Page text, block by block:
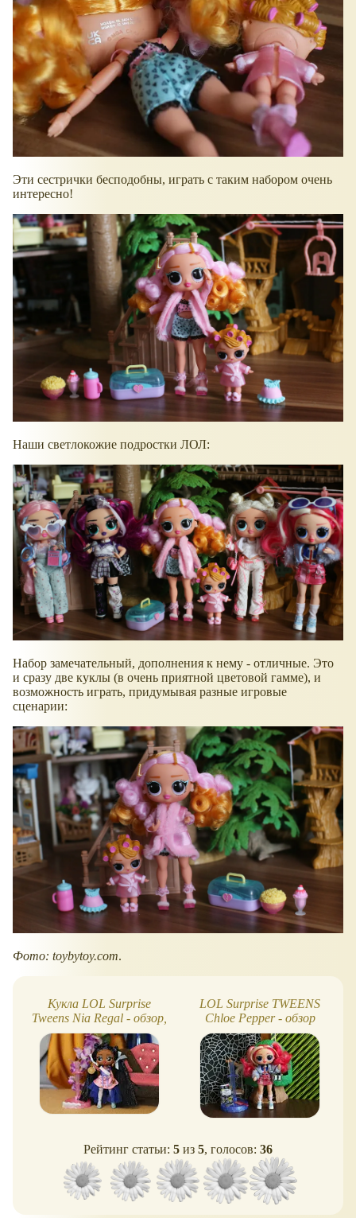
Эти сестрички бесподобны, играть с таким набором очень
интересно!
Наши светлокожие подростки ЛОЛ:
Набор замечательный, дополнения к нему - отличные. Это
и сразу две куклы (в очень приятной цветовой гамме), и
возможность играть, придумывая разные игровые
сценарии:
Фото: toybytoy.com.
Кукла LOL Surprise
Tweens Nia Regal - обзор,
фото
LOL Surprise TWEENS
Chloe Pepper - обзор
куклы, фото
Рейтинг статьи: 5 из 5, голосов: 36